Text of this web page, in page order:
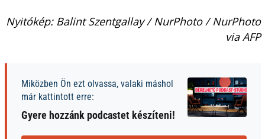
Nyitókép: Balint Szentgallay / NurPhoto / NurPhoto
via AFP
Miközben Ön ezt olvassa, valaki máshol
már kattintott erre:
Gyere hozzánk podcastet készíteni!